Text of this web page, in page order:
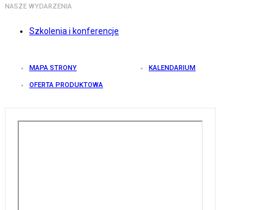
NASZE WYDARZENIA
Szkolenia i konferencje
MAPA STRONY KALENDARIUM
OFERTA PRODUKTOWA